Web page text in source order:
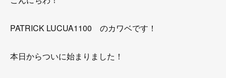
PATRICK LUCUA1100 のカワベです！
本日からついに始まりました！